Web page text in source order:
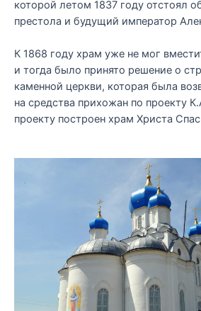
которой летом 1837 году отстоял
престола и будущий император
К 1868 году храм уже не мог
и тогда было принято решение о
каменной церкви, которая была
на средства прихожан по проекту
проекту построен храм Христа